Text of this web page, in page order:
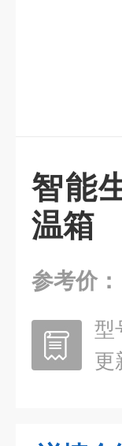
智能
温箱
参考价：
型
更